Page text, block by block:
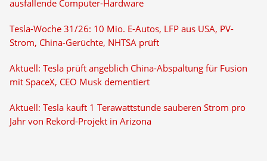
ausfallende Computer-Hardware
Tesla-Woche 31/26: 10 Mio. E-Autos, LFP aus USA, PV-
Strom, China-Gerüchte, NHTSA prüft
Aktuell: Tesla prüft angeblich China-Abspaltung für Fusion
mit SpaceX, CEO Musk dementiert
Aktuell: Tesla kauft 1 Terawattstunde sauberen Strom pro
Jahr von Rekord-Projekt in Arizona